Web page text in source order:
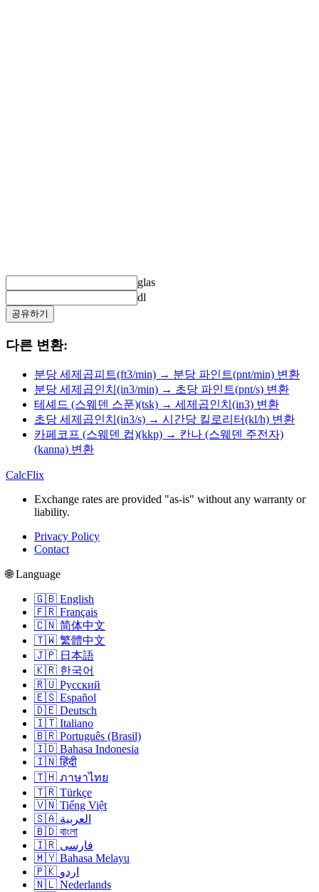
glas
dl
공유하기
다른 변환:
분당 세제곱피트(ft3/min) → 분당 파인트(pnt/min) 변환
분당 세제곱인치(in3/min) → 초당 파인트(pnt/s) 변환
테셰드 (스웨덴 스푼)(tsk) → 세제곱인치(in3) 변환
초당 세제곱인치(in3/s) → 시간당 킬로리터(kl/h) 변환
카페코프 (스웨덴 컵)(kkp) → 칸나 (스웨덴 주전자)
(kanna) 변환
CalcFlix
Exchange rates are provided "as-is" without any warranty or
liability.
Privacy Policy
Contact
🌐 Language
🇬🇧 English
🇫🇷 Français
🇨🇳 简体中文
🇹🇼 繁體中文
🇯🇵 日本語
🇰🇷 한국어
🇷🇺 Русский
🇪🇸 Español
🇩🇪 Deutsch
🇮🇹 Italiano
🇧🇷 Português (Brasil)
🇮🇩 Bahasa Indonesia
🇮🇳 हिंदी
🇹🇭 ภาษาไทย
🇹🇷 Türkçe
🇻🇳 Tiếng Việt
🇸🇦 العربية
🇧🇩 বাংলা
🇮🇷 فارسی
🇲🇾 Bahasa Melayu
🇵🇰 اردو
🇳🇱 Nederlands